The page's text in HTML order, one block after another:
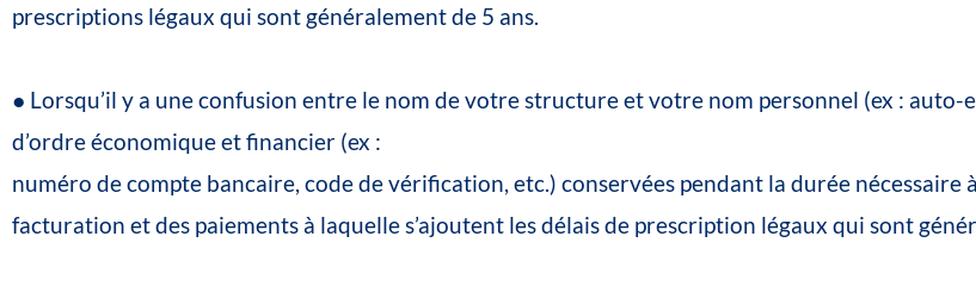
prescriptions légaux qui sont généralementde 5 ans.
● Lorsqu’il y a uneconfusion entre le nom devotre structureetvotre nom personnel (ex : auto-
d’ordreéconomiqueetfinancier (ex :
numéro decompte bancaire, codedevérification, etc.) conservées pendant la durée nécessaire à
facturation etdes paiements à laquelle s’ajoutent lesdélaisde prescription légaux qui sont